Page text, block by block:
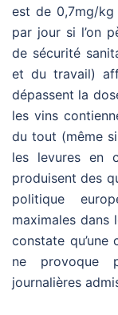
est de 0,7mg/
par jour si l’on
de sécurité
et du travail)
dépassent la
les vins
du tout (même
les levures en
produisent des
politique
maximales dans
constate
ne provoque
journalières